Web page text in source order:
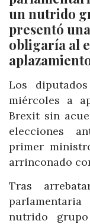
un nutrido
presentó
obligaría al
Los
miércoles a
Brexit sin
elecciones
primer
arrinconado
Tras
nutrido